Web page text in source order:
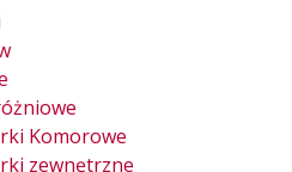
Komorowe
zewnętrzne